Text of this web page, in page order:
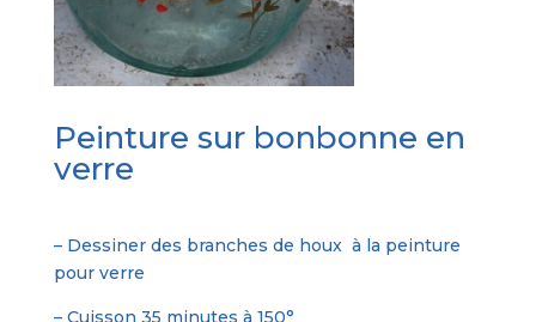
Peinture sur bonbonne en
verre
– Dessiner des branches de houx à la peinture
pour verre
– Cuisson 35 minutes à 150°